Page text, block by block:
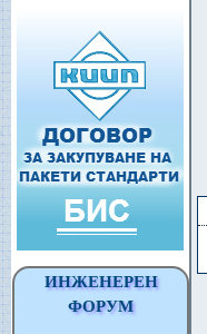
ИНЖЕНЕРЕН
ФОРУМ